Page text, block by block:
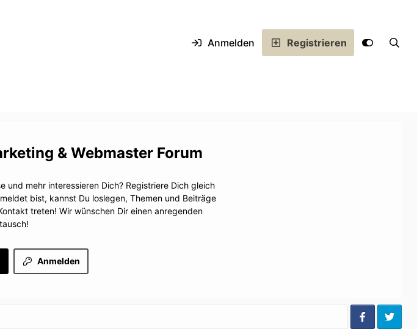
Anmelden Registrieren
& Webmaster Forum
mehr interessieren Dich? Registriere Dich gleich
bist, kannst Du loslegen, Themen und Beiträge
treten! Wir wünschen Dir einen anregenden
Anmelden